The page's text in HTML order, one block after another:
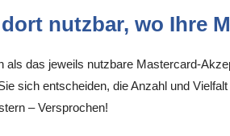
nutzbar, wo Ihre
das jeweils nutzbare Mastercard-
sich entscheiden, die Anzahl und
– Versprochen!